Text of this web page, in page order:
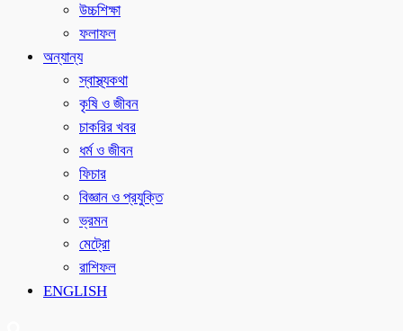
উচ্চশিক্ষা
ফলাফল
অন্যান্য
স্বাস্থ্যকথা
কৃষি ও জীবন
চাকরির খবর
ধর্ম ও জীবন
ফিচার
বিজ্ঞান ও প্রযুক্তি
ভ্রমন
মেট্রো
রাশিফল
ENGLISH